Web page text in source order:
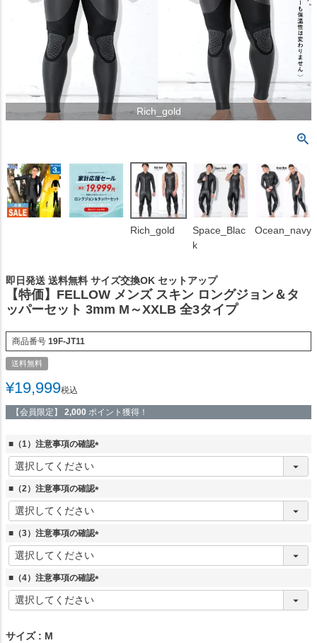
Rich_gold
Rich_gold
Space_Blac
k
Ocean_navy
即日発送 送料無料 サイズ交換OK セットアップ
【特価】FELLOW メンズ スキン ロングジョン＆タ
ッパーセット 3mm M～XXLB 全3タイプ
商品番号 19F-JT11
送料無料
¥19,999税込
【会員限定】 2,000 ポイント獲得！
■（1）注意事項の確認
(
須
■（2）注意事項の確認
(
須
■（3）注意事項の確認
(
須
■（4）注意事項の確認
(
サイズ
M